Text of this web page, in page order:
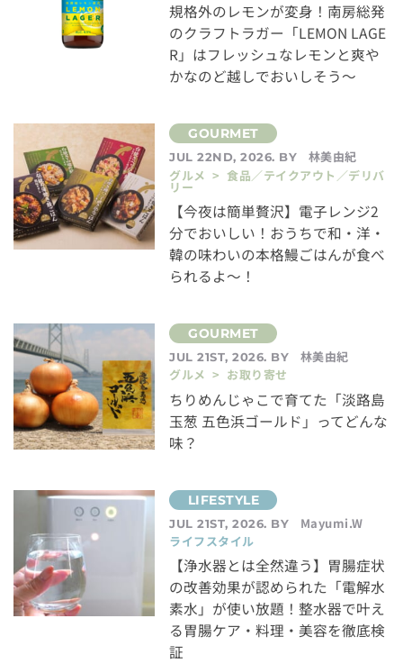
規格外のレモンが変身！南房総発
のクラフトラガー「LEMON LAGE
R」はフレッシュなレモンと爽や
かなのど越しでおいしそう～
JUL 22ND, 2026. BY
林美由紀
グルメ > 食品／テイクアウト／デリバ
リー
【今夜は簡単贅沢】電子レンジ2
分でおいしい！おうちで和・洋・
韓の味わいの本格鰻ごはんが食べ
られるよ～！
JUL 21ST, 2026. BY
林美由紀
グルメ > お取り寄せ
ちりめんじゃこで育てた「淡路島
玉葱 五色浜ゴールド」ってどんな
味？
JUL 21ST, 2026. BY
Mayumi.W
ライフスタイル
【浄水器とは全然違う】胃腸症状
の改善効果が認められた「電解水
素水」が使い放題！整水器で叶え
る胃腸ケア・料理・美容を徹底検
証